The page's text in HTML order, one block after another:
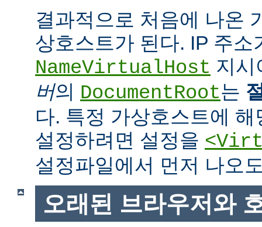
결과적으로 처음에 나온
상호스트가 된다. IP 주소
NameVirtualHost 지
버의 DocumentRoot는
다. 특정 가상호스트에
설정하려면 설정을
설정파일에서 먼저 나오
오래된 브라우저와